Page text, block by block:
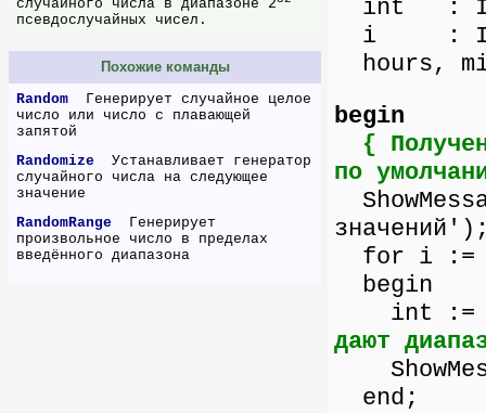
случайного числа в диапазоне 2
псевдослучайных чисел.
Похожие команды
Random Генерирует случайное целое
число или число с плавающей
запятой
Randomize Устанавливает генератор
случайного числа на следующее
значение
RandomRange Генерирует
произвольное число в пределах
введённого диапазона
int :
i :
hours,
begin
{
по
for i :=
begin
int := 1
дают
end;